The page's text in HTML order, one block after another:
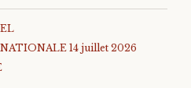
14 juillet 2026